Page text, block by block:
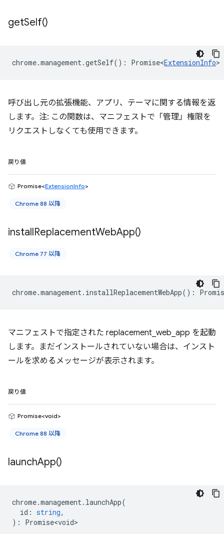
getSelf()
chrome.management.getSelf() : Promise<ExtensionInfo>
呼び出し元の拡張機能、アプリ、テーマに関する情報を返
します。注: この関数は、マニフェストで「管理」権限を
リクエストしなくても使用できます。
戻り値
Promise<ExtensionInfo>
Chrome 88 以降
installReplacementWebApp()
Chrome 77 以降
chrome.management. installReplacementWebApp() :
マニフェストで指定された replacement_web_app を起動
します。まだインストールされていない場合は、インスト
ールを求めるメッセージが表示されます。
戻り値
Promise<void>
Chrome 88 以降
launchApp()
chrome.management. launchApp(
id : string,
) : Promise<void>